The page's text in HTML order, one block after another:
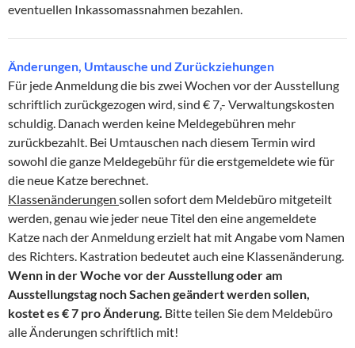
eventuellen Inkassomassnahmen bezahlen.
Änderungen, Umtausche und Zurückziehungen
Für jede Anmeldung die bis zwei Wochen vor der Ausstellung
schriftlich zurückgezogen wird, sind € 7,- Verwaltungskosten
schuldig. Danach werden keine Meldegebühren mehr
zurückbezahlt. Bei Umtauschen nach diesem Termin wird
sowohl die ganze Meldegebühr für die erstgemeldete wie für
die neue Katze berechnet.
Klassenänderungen sollen sofort dem Meldebüro mitgeteilt
werden, genau wie jeder neue Titel den eine angemeldete
Katze nach der Anmeldung erzielt hat mit Angabe vom Namen
des Richters. Kastration bedeutet auch eine Klassenänderung.
Wenn in der Woche vor der Ausstellung oder am
Ausstellungstag noch Sachen geändert werden sollen,
kostet es € 7 pro Änderung. Bitte teilen Sie dem Meldebüro
alle Änderungen schriftlich mit!